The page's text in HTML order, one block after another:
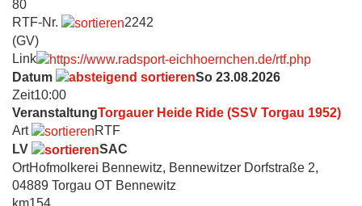
80
RTF-Nr.
2242
(GV)
Link
Datum
So 23.08.2026
Zeit10:00
VeranstaltungTorgauer Heide Ride (SSV Torgau 1952)
Art
RTF
LV
SAC
OrtHofmolkerei Bennewitz, Bennewitzer Dorfstraße 2,
04889 Torgau OT Bennewitz
km154